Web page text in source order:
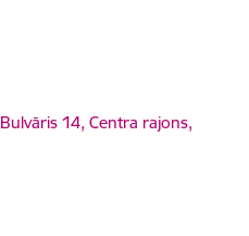
14, Centra rajons,